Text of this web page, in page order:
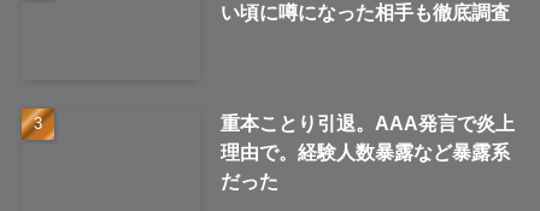
い頃に噂になった相手も徹底調査
重本ことり引退。AAA発言で炎上
理由で。経験人数暴露など暴露系
だった